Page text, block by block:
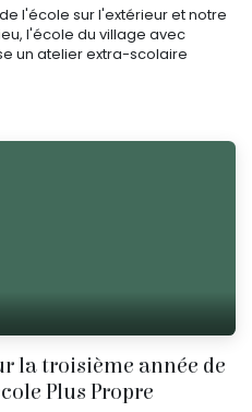
l'école sur l'extérieur et notre
l'école du village avec
un atelier extra-scolaire
la troisième année de
Plus Propre